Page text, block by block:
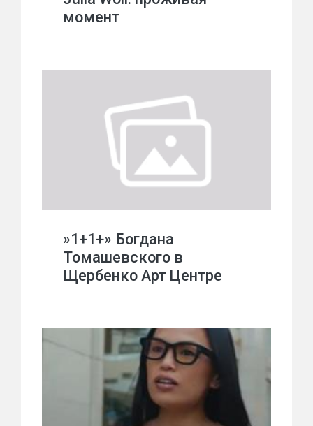
момент
»1+1+» Богдана
Томашевского в
Щербенко Арт Центре